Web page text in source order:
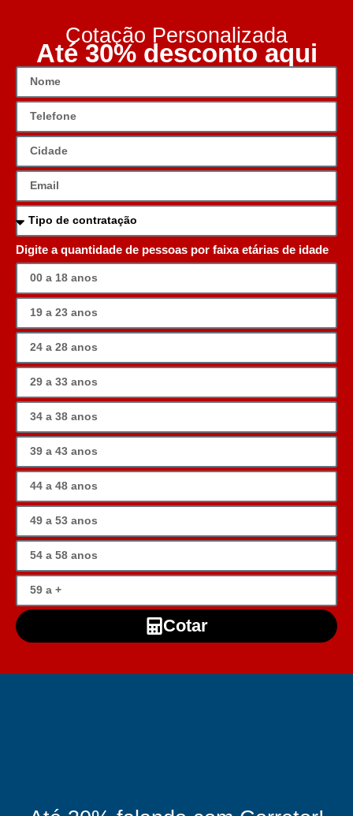
Cotação Personalizada
Até 30% desconto aqui
Digite a quantidade de pessoas por faixa etárias de idade
Cotar